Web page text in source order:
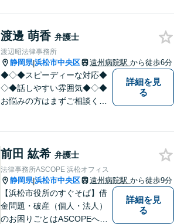
渡邊 萌香 弁護士
渡辺昭法律事務所
静岡県|浜松市中央区 遠州病院駅 から徒歩6分
◆◇◆スピーディーな対応◆
◇◆話しやすい雰囲気◆◇◆
お悩みの方はまずご相談くだ
詳細を見
る
前田 紘希 弁護士
法律事務所ASCOPE 浜松オフィス
静岡県|浜松市中央区 遠州病院駅 から徒歩9分
【浜松市役所のすぐそば】借
金問題・破産（個人・法人）
のお困りごとはASCOPEへご
詳細を見
る